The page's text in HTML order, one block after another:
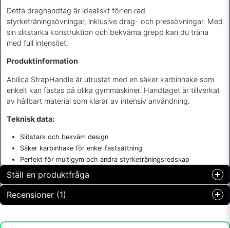
Detta draghandtag är idealiskt för en rad
styrketräningsövningar, inklusive drag- och pressövningar. Med
sin slitstarka konstruktion och bekväma grepp kan du träna
med full intensitet.
Produktinformation
Abilica StrapHandle är utrustat med en säker karbinhake som
enkelt kan fästas på olika gymmaskiner. Handtaget är tillverkat
av hållbart material som klarar av intensiv användning.
Teknisk data:
Slitstark och bekväm design
Säker karbinhake för enkel fastsättning
Perfekt för multigym och andra styrketräningsredskap
Ställ en produktfråga
question
Fråga oss något om denna produkten...
Recensioner (1)
-